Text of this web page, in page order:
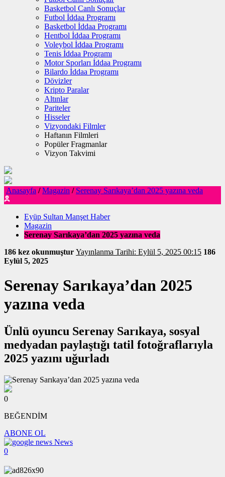
Basketbol Canlı Sonuçlar
Futbol İddaa Programı
Basketbol İddaa Programı
Hentbol İddaa Programı
Voleybol İddaa Programı
Tenis İddaa Programı
Motor Sporları İddaa Programı
Bilardo İddaa Programı
Dövizler
Kripto Paralar
Altınlar
Pariteler
Hisseler
Vizyondaki Filmler
Haftanın Filmleri
Popüler Fragmanlar
Vizyon Takvimi
Anasayfa / Magazin / Serenay Sarıkaya’dan 2025 yazına veda
Eyüp Sultan Manşet Haber
Magazin
Serenay Sarıkaya’dan 2025 yazına veda
186 kez okunmuştur
Yayınlanma Tarihi: Eylül 5, 2025 00:15 186
Eylül 5, 2025
Serenay Sarıkaya’dan 2025
yazına veda
Ünlü oyuncu Serenay Sarıkaya, sosyal
medyadan paylaştığı tatil fotoğraflarıyla
2025 yazını uğurladı
0
BEĞENDİM
ABONE OL
News
0